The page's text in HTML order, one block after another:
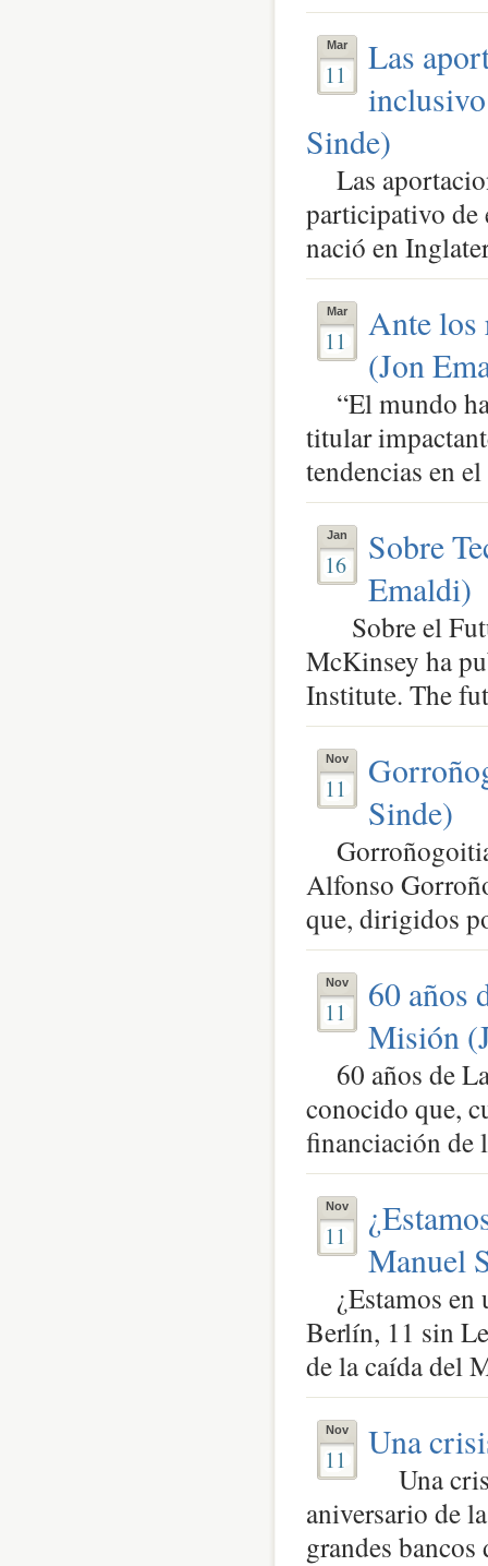
Mar
11
Las
Sinde)
Las
participativo de
nació en
Mar
11
Ante los
(Jon
“El mundo ha
titular
tendencias en
Jan
16
Sobre
Emaldi)
Sobre el
McKinsey ha
Institute. The
Nov
11
Sinde)
Alfonso
que, dirigidos
Nov
11
60 años
Misión
60 años de
conocido que,
financiación de
Nov
11
Manuel
¿Estamos en
Berlín, 11 sin
de la caída del
Nov
11 Una
Una
aniversario de
grandes